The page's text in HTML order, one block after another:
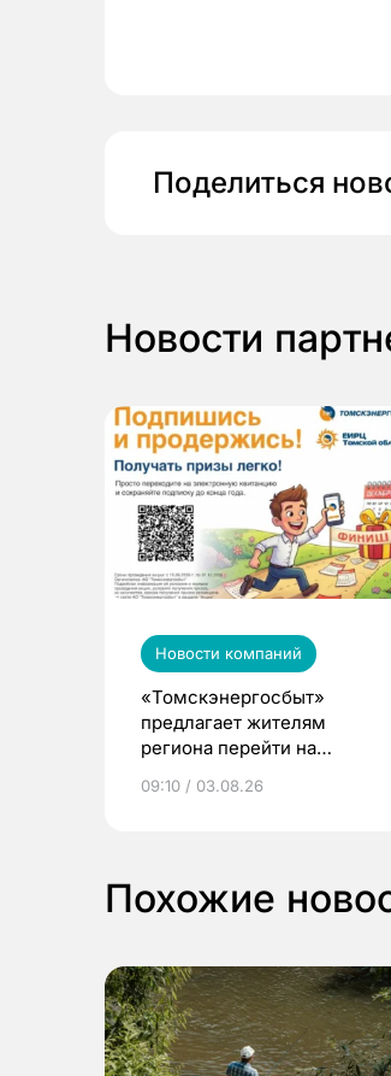
Поделиться
Новости
Новости компаний
«Томскэнергосбыт»
предлагает жителям
региона перейти на
выиграть призы
09:10 / 03.08.26
Похожие